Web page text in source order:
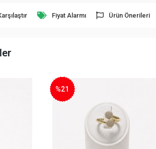
Fiyat Alarmı Ürün Önerileri